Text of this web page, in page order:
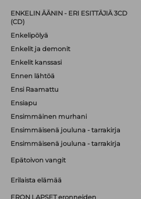
ENKELIN ÄÄNIN - ERI ESITTÄJIÄ 3CD
(CD)
Enkelipölyä
Enkelit ja demonit
Enkelit kanssasi
Ennen lähtöä
Ensi Raamattu
Ensiapu
Ensimmäinen murhani
Ensimmäisenä jouluna - tarrakirja
Ensimmäisenä jouluna - tarrakirja
Epätoivon vangit
Erilaista elämää
ERON LAPSET eronneiden